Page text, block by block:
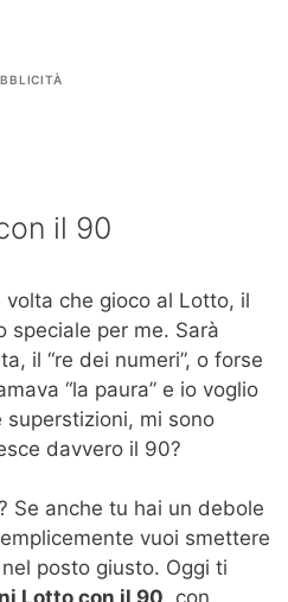
il 90
che gioco al Lotto, il
speciale per me. Sarà
il “re dei numeri”, o forse
“la paura” e io voglio
mi sono
davvero il 90?
Se anche tu hai un debole
vuoi smettere
posto giusto. Oggi ti